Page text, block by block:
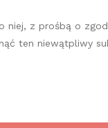
niej, z prośbą o
ten niewątpliwy